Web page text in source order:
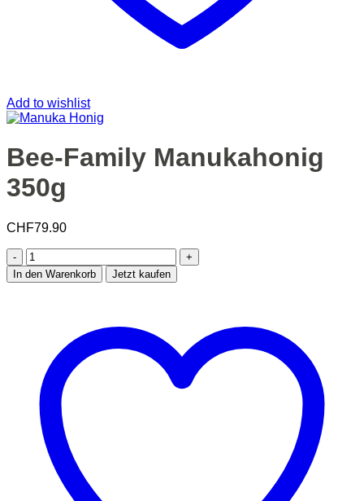
Add to wishlist
Bee-Family Manukahonig
350g
CHF79.90
Bee-
Family
Manukahonig
In den Warenkorb Jetzt kaufen